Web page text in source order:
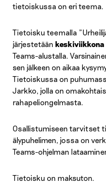
tietoiskussa on eri teema.
Tietoisku teemalla
järjestetään
Teams-alustalla.
sen jälkeen on aikaa
Tietoiskussa on
Jarkko, jolla on
rahapeliongelmasta.
Osallistumiseen tarvitset
älypuhelimen, jossa on
Teams-ohjelman
Tietoisku on maksuton.